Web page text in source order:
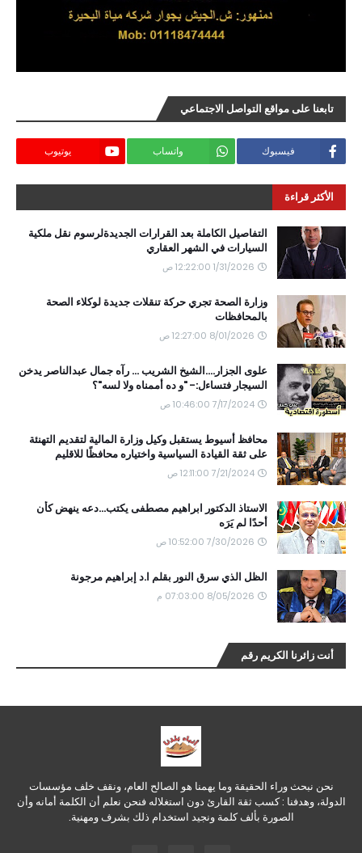
تابعنا على مواقع التواصل الاجتماعي
فيسبوك واتساب يوتيوب
الأكثر قراءة
التفاصيل الكاملة بعد القرارات الجديدةلرسوم نقل ملكية
السيارات في الشهر العقاري
1/31/2026 12:22:00 ص
وزارة الصحة تجري حركة تنقلات جديدة لوكلاء الصحة
بالمحافظات
8/01/2026 12:27:00 ص
علوى الجزار....الشيخ الشريب ... رآه جمال عبدالناصر يدخن
السيجار فتساءل:- "و ده أممناه ولا لسه"؟
7/17/2024 10:46:00 ص
محافظ أسيوط يستقبل وكيل وزارة المالية لتقديم التهنئة
على ثقة القيادة السياسية واختياره محافظًا للاقليم
7/21/2024 12:11:00 ص
الاستاذ الدكتور ابراهيم مصطفى يكتب...دعه ينهض كأن
أحدًا لم يَرَه
7/30/2026 10:52:00 ص
الظل الذي سرق النور بقلم ا.د إبراهيم مرجونة
8/05/2026 07:03:00 م
أنت زائرنا الكريم رقم
نحن نبحث وراء الحقيقة وما يهمنا هو الصالح العام، ونقف خلف مؤسسات
الدولة، وهدفنا : كسب ثقة القارئ دون استغلاله فنحن نعلم أن الكلمة أمانه وأن
الصورة بألف كلمة ونجيد استخدام ذلك بشرف ومهنية.